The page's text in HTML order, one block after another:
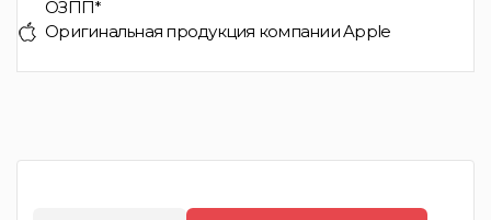
ОЗПП*
Оригинальная продукция компании Apple